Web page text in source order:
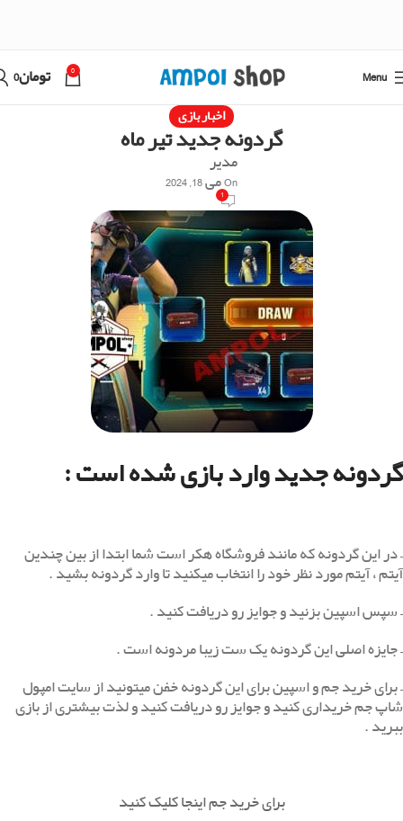
Menu
0 تومان0
اخبار بازی
گردونه جدید تیر ماه
مدیر
On می 18, 2024
1
گردونه جدید وارد بازی شده است :
– در این گردونه که مانند فروشگاه هکر است شما ابتدا از بین چندین
آیتم ، آیتم مورد نظر خود را انتخاب میکنید تا وارد گردونه بشید .
– سپس اسپین بزنید و جوایز رو دریافت کنید .
– جایزه اصلی این گردونه یک ست زیبا مردونه است .
– برای خرید جم و اسپین برای این گردونه خفن میتونید از سایت امپول
شاپ جم خریداری کنید و جوایز رو دریافت کنید و لذت بیشتری از بازی
ببرید .
برای خرید جم اینجا کلیک کنید